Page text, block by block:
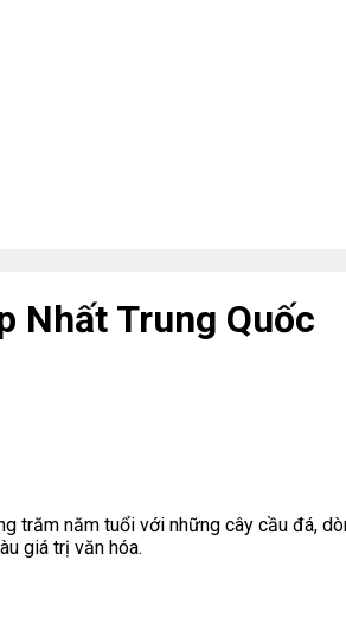
Nhất Trung Quốc
trăm năm tuổi với những cây cầu đá,
giá trị văn hóa.